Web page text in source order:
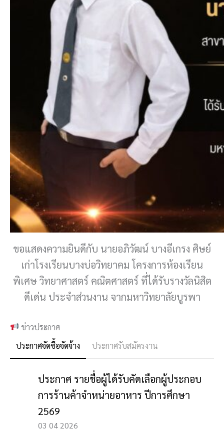
ขอแสดงความยินดีกับ นายอภิวัฒน์ บางอีเกรง ศิษย์
เก่าโรงเรียนบางบ่อวิทยาคม โครงการห้องเรียน
พิเศษ วิทยาศาสตร์ คณิตศาสตร์ ที่ได้รับรางวัลนิสิต
ดีเด่น ประจำส่วนงาน จากมหาวิทยาลัยบูรพา
ข่าวประกาศ
ประกาศจัดซื้อจัดจ้าง
ประกาศรับสมัครงาน
ประกาศ รายชื่อผู้ได้รับคัดเลือกผู้ประกอบ
การร้านค้าจำหน่ายอาหาร ปีการศึกษา
2569
03 04 2026